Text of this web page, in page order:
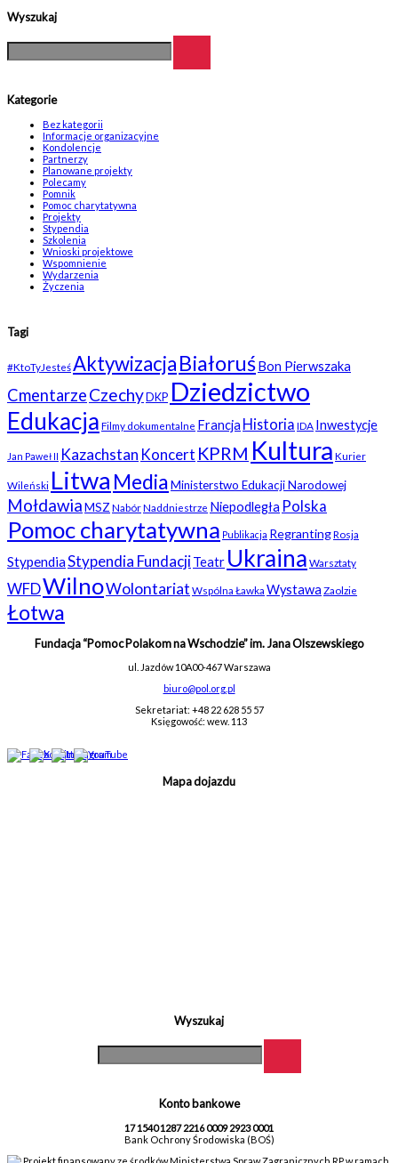
Wyszukaj
Kategorie
Bez kategorii
Informacje organizacyjne
Kondolencje
Partnerzy
Planowane projekty
Polecamy
Pomnik
Pomoc charytatywna
Projekty
Stypendia
Szkolenia
Wnioski projektowe
Wspomnienie
Wydarzenia
Życzenia
Tagi
#KtoTyJesteśAktywizacjaBiałoruśBon Pierwszaka
CmentarzeCzechyDKP Dziedzictwo
Edukacja Filmy dokumentalne Francja Historia IDA Inwestycje
Jan Paweł II Kazachstan Koncert KPRM Kultura Kurier
Wileński Litwa MediaMinisterstwo Edukacji Narodowej
MołdawiaMSZ NabórNaddniestrze Niepodległa Polska
Pomoc charytatywna Publikacja RegrantingRosja
StypendiaStypendia FundacjiTeatr Ukraina Warsztaty
WFDWilnoWolontariat Wspólna Ławka Wystawa Zaolzie
Łotwa
Fundacja “Pomoc Polakom na Wschodzie” im. Jana Olszewskiego
ul. Jazdów 10A00-467 Warszawa
biuro@pol.org.pl
Sekretariat: +48 22 628 55 57
Księgowość: wew. 113
Mapa dojazdu
Wyszukaj
Konto bankowe
17 1540 1287 2216 0009 2923 0001
Bank Ochrony Środowiska (BOŚ)
Projekt finansowany ze środków Ministerstwa Spraw Zagranicznych RP w ramach